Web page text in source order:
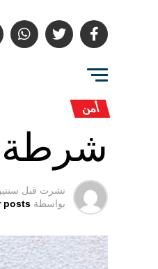
أمن
شرطة
نشرت قبل
بواسطة posts